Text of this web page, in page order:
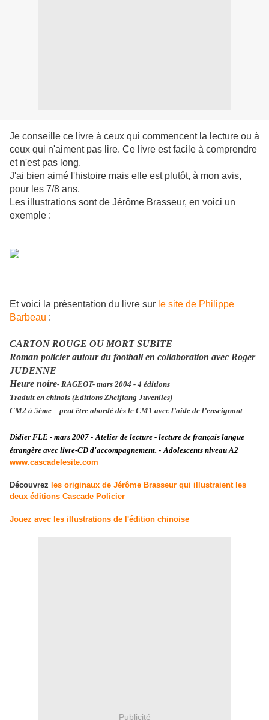
Je conseille ce livre à ceux qui commencent la lecture ou à
ceux qui n'aiment pas lire. Ce livre est facile à comprendre
et n'est pas long.
J'ai bien aimé l'histoire mais elle est plutôt, à mon avis,
pour les 7/8 ans.
Les illustrations sont de Jérôme Brasseur, en voici un
exemple :
Et voici la présentation du livre sur le site de Philippe
Barbeau :
CARTON ROUGE OU MORT SUBITE
Roman policier autour du football en collaboration avec Roger
JUDENNE
Heure noire- RAGEOT- mars 2004 - 4 éditions
Traduit en chinois (Editions Zheijiang Juveniles)
CM2 à 5ème – peut être abordé dès le CM1 avec l’aide de l’enseignant
Didier FLE - mars 2007 - Atelier de lecture - lecture de français langue
étrangère avec livre-CD d'accompagnement. - Adolescents niveau A2
www.cascadelesite.com
Découvrez les originaux de Jérôme Brasseur qui illustraient les
deux éditions Cascade Policier
Jouez avec les illustrations de l'édition chinoise
Publicité